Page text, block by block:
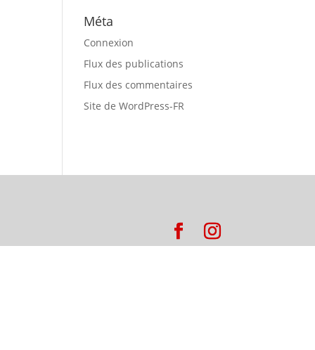
Méta
Connexion
Flux des publications
Flux des commentaires
Site de WordPress-FR